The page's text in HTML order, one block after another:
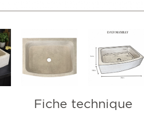
Fiche technique